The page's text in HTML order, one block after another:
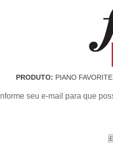
PRODUTO: PIANO
Informe seu e-mail para que